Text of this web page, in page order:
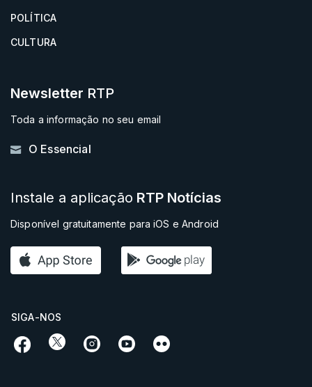
POLÍTICA
CULTURA
Newsletter RTP
Toda a informação no seu email
O Essencial
Instale a aplicação RTP Notícias
Disponível gratuitamente para iOS e Android
SIGA-NOS